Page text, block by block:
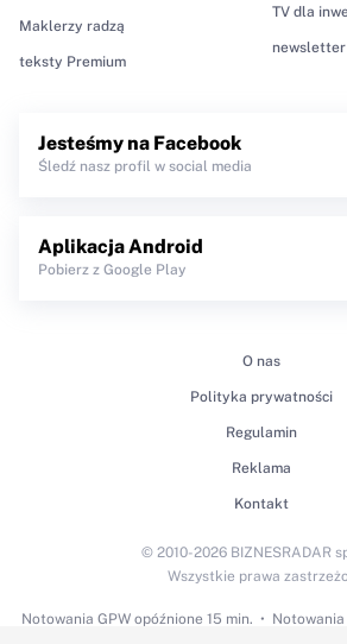
Maklerzy radzą
teksty Premium
TV dla
newsletter
Jesteśmy na Facebook
Śledź nasz profil w social media
Aplikacja Android
Pobierz z Google Play
O nas
Polityka prywatności
Regulamin
Reklama
Kontakt
Notowania GPWopóźnione 15 min. Notowania
© 2010-2026 BIZNESRADAR
Wszystkie prawa